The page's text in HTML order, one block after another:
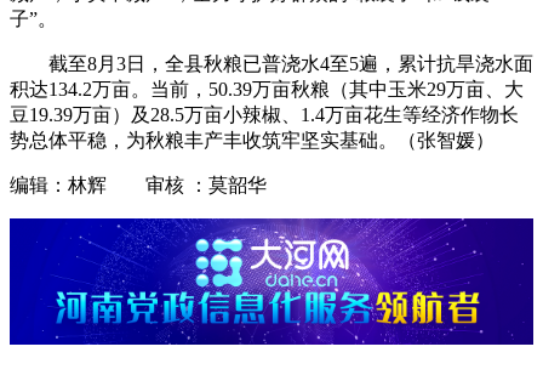
子”。
截至8月3日，全县秋粮已普浇水4至5遍，累计抗旱浇水面
积达134.2万亩。当前，50.39万亩秋粮（其中玉米29万亩、大
豆19.39万亩）及28.5万亩小辣椒、1.4万亩花生等经济作物长
势总体平稳，为秋粮丰产丰收筑牢坚实基础。（张智媛）
编辑：林辉 审核 ：莫韶华